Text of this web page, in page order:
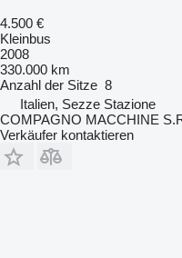
4.500 €
Kleinbus
2008
330.000 km
Anzahl der Sitze 8
Italien, Sezze Stazione
COMPAGNO MACCHINE
Verkäufer kontaktieren